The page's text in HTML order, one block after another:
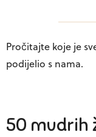
Pročitajte koje je
podijelio s nama.
50 mudrih